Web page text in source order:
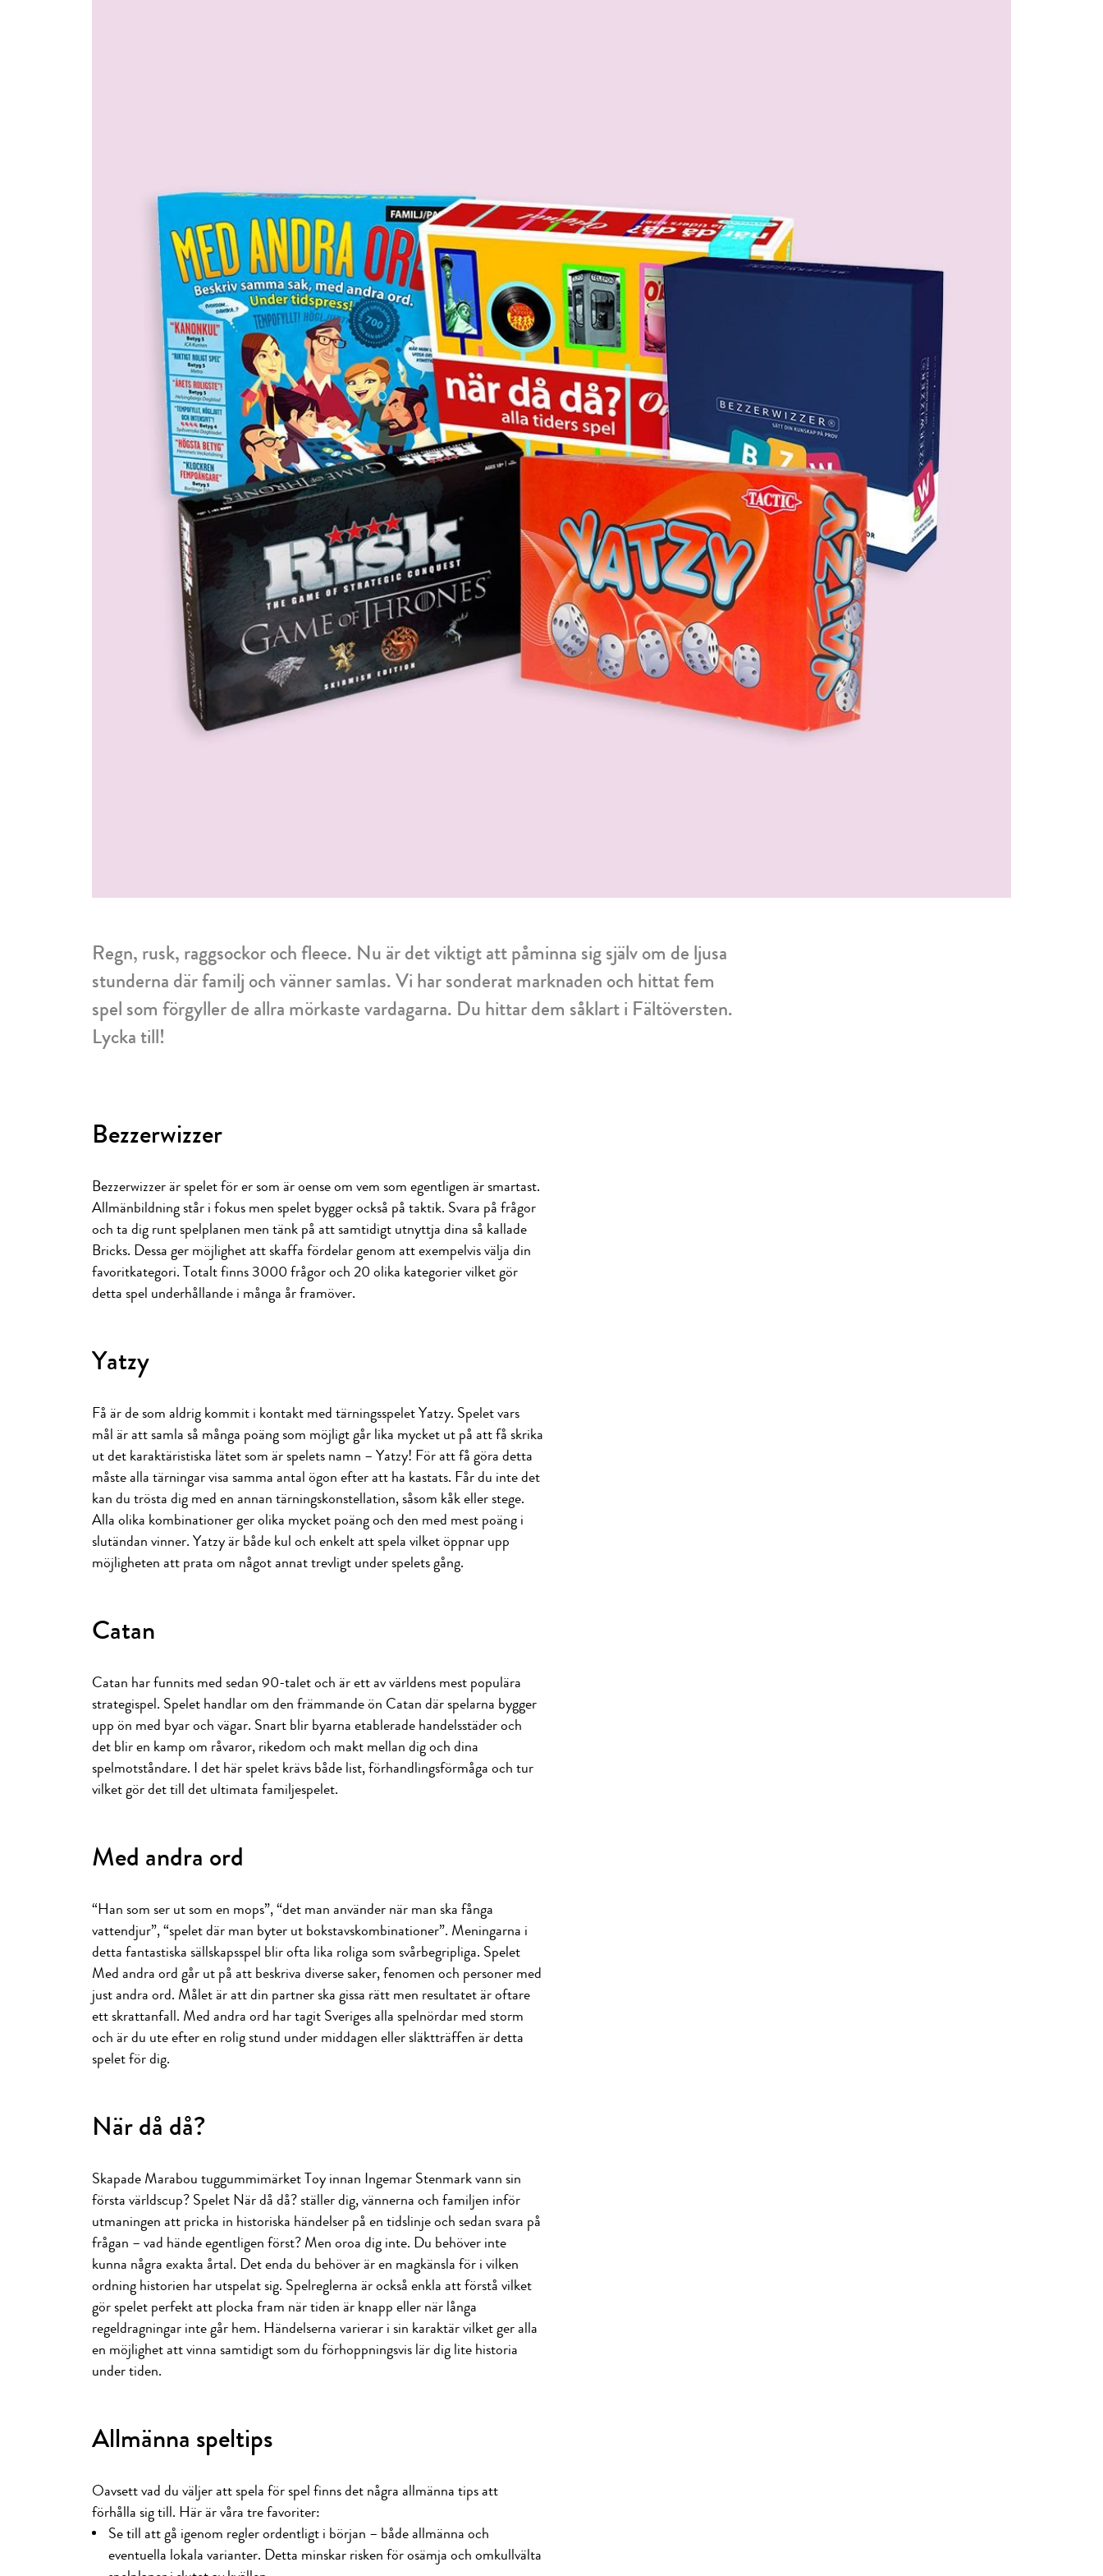
Regn, rusk, raggsockor och fleece. Nu är det viktigt att påminna sig själv om de ljusa
stunderna där familj och vänner samlas. Vi har sonderat marknaden och hittat fem
spel som förgyller de allra mörkaste vardagarna. Du hittar dem såklart i Fältöversten.
Lycka till!
Bezzerwizzer
Bezzerwizzer är spelet för er som är oense om vem som egentligen är smartast.
Allmänbildning står i fokus men spelet bygger också på taktik. Svara på frågor
och ta dig runt spelplanen men tänk på att samtidigt utnyttja dina så kallade
Bricks. Dessa ger möjlighet att skaffa fördelar genom att exempelvis välja din
favoritkategori. Totalt finns 3000 frågor och 20 olika kategorier vilket gör
detta spel underhållande i många år framöver.
Yatzy
Få är de som aldrig kommit i kontakt med tärningsspelet Yatzy. Spelet vars
mål är att samla så många poäng som möjligt går lika mycket ut på att få skrika
ut det karaktäristiska lätet som är spelets namn – Yatzy! För att få göra detta
måste alla tärningar visa samma antal ögon efter att ha kastats. Får du inte det
kan du trösta dig med en annan tärningskonstellation, såsom kåk eller stege.
Alla olika kombinationer ger olika mycket poäng och den med mest poäng i
slutändan vinner. Yatzy är både kul och enkelt att spela vilket öppnar upp
möjligheten att prata om något annat trevligt under spelets gång.
Catan
Catan har funnits med sedan 90-talet och är ett av världens mest populära
strategispel. Spelet handlar om den främmande ön Catan där spelarna bygger
upp ön med byar och vägar. Snart blir byarna etablerade handelsstäder och
det blir en kamp om råvaror, rikedom och makt mellan dig och dina
spelmotståndare. I det här spelet krävs både list, förhandlingsförmåga och tur
vilket gör det till det ultimata familjespelet.
Med andra ord
“Han som ser ut som en mops”, “det man använder när man ska fånga
vattendjur”, “spelet där man byter ut bokstavskombinationer”. Meningarna i
detta fantastiska sällskapsspel blir ofta lika roliga som svårbegripliga. Spelet
Med andra ord går ut på att beskriva diverse saker, fenomen och personer med
just andra ord. Målet är att din partner ska gissa rätt men resultatet är oftare
ett skrattanfall. Med andra ord har tagit Sveriges alla spelnördar med storm
och är du ute efter en rolig stund under middagen eller släktträffen är detta
spelet för dig.
När då då?
Skapade Marabou tuggummimärket Toy innan Ingemar Stenmark vann sin
första världscup? Spelet När då då? ställer dig, vännerna och familjen inför
utmaningen att pricka in historiska händelser på en tidslinje och sedan svara på
frågan – vad hände egentligen först? Men oroa dig inte. Du behöver inte
kunna några exakta årtal. Det enda du behöver är en magkänsla för i vilken
ordning historien har utspelat sig. Spelreglerna är också enkla att förstå vilket
gör spelet perfekt att plocka fram när tiden är knapp eller när långa
regeldragningar inte går hem. Händelserna varierar i sin karaktär vilket ger alla
en möjlighet att vinna samtidigt som du förhoppningsvis lär dig lite historia
under tiden.
Allmänna speltips
Oavsett vad du väljer att spela för spel finns det några allmänna tips att
förhålla sig till. Här är våra tre favoriter:
Se till att gå igenom regler ordentligt i början – både allmänna och
eventuella lokala varianter. Detta minskar risken för osämja och omkullvälta